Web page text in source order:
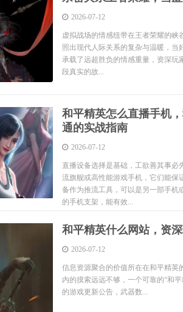
2026-07-12
虚拟战场的情感纽带在王者荣耀的峡
照出现代人际关系的复杂与温暖，当
承载了远超胜负的情感重量，资深玩
段真实的故...
和平精英怎么直播手机
通的实战指南
2026-07-12
直播设备选择是基础，工欲善其事必
流旗舰或高性能游戏手机，它们能保
备作为推流工具，可以是另一部手机
的手机支架，能有效...
和平精英什么网站，资
2026-07-12
信息资源聚合的价值所在在和平精英
内的摸索远远不够，一个可靠的“和
的游戏更新公告，武器数...